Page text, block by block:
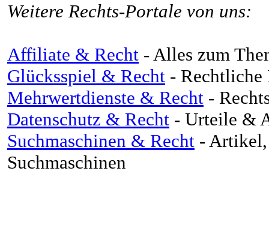
Weitere Rechts-Portale von uns:
Affiliate & Recht - Alles zum
Glücksspiel & Recht - Rechtliche
Mehrwertdienste & Recht -
Datenschutz & Recht - Urteile &
Suchmaschinen & Recht -
Suchmaschinen